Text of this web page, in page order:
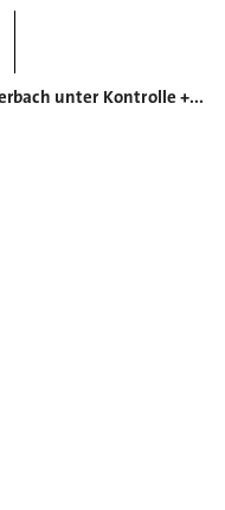
STI hat Brand in Lauterbach unter Kontrolle ++UPDATE++